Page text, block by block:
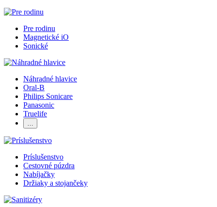
Pre rodinu
Magnetické iO
Sonické
Náhradné hlavice
Oral-B
Philips Sonicare
Panasonic
Truelife
…
Príslušenstvo
Cestovné púzdra
Nabíjačky
Držiaky a stojančeky